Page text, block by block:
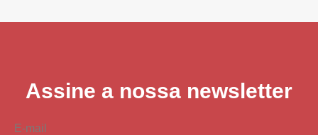
Assine a nossa newsletter
E-mail